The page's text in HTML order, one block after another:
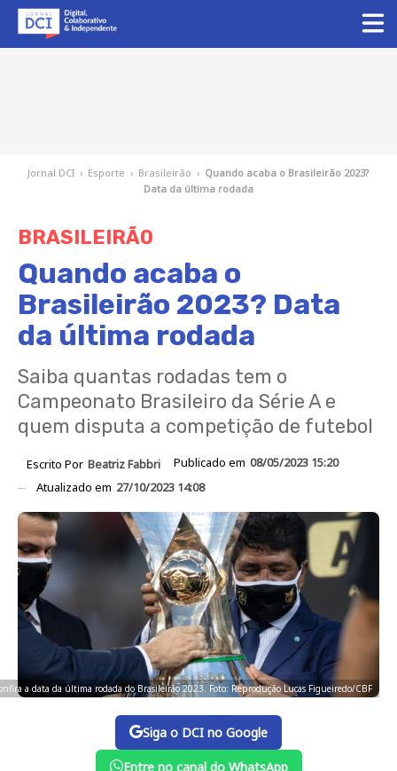
Jornal DCI › Esporte › Brasileirão › Quando acaba o Brasileirão 2023?
Data da última rodada
BRASILEIRÃO
Quando acaba o
Brasileirão 2023? Data
da última rodada
Saiba quantas rodadas tem o
Campeonato Brasileiro da Série A e
quem disputa a competição de futebol
Escrito Por Beatriz Fabbri Publicado em 08/05/2023 15:20
Atualizado em 27/10/2023 14:08
a data da última rodada do Brasileirão 2023. Foto: Reprodução Lucas Figueiredo/CBF
Siga o DCI no Google
Entre no canal do WhatsApp